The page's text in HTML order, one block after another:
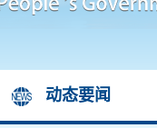
动态要闻